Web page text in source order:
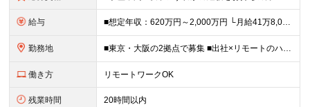
給与 ■想定年収：620万円～2,000万円 └月給41万8,000円〜160万8,400円＋賞与 ※月給には、固定残業代（12万1,700円〜24万2,700円／1ヶ月あたり50時間分）を含みます 固
勤務地 ■東京・大阪の2拠点で募集 ■出社×リモートのハイブリッドワークOK 【東京｜二重橋オフィス】 東京都千代田区丸の内3-2-3 丸の内二重橋ビルディング 【大阪オフィス】 大阪府大阪市中央区今橋4
働き方 リモートワークOK
残業時間 20時間以内